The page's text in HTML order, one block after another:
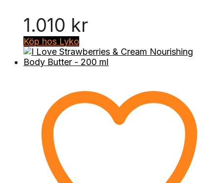
1.010 kr
Köp hos Lyko